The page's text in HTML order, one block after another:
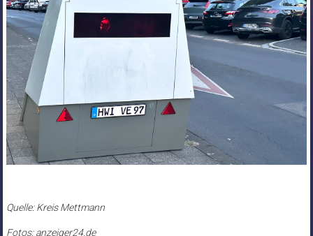
Quelle: Kreis Mettmann
Fotos: anzeiger24.de